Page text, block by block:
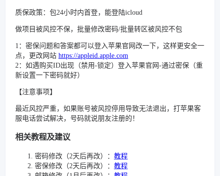
质保政策：包24小时内首登，能登陆icloud
做项目被风控不保，批量修改密码/批量转区被风控不包
1：密保问题和答案都可以登入苹果官网改一下，这样更安全一
点，更改网站 https://appleid.apple.com
2：如遇购买ID出现（禁用-锁定）登入苹果官网-通过密保（重
新设置一下密码就好）
【注意事项】
最近风控严重，如果账号被风控停用导致无法退出，打苹果客
服电话尝试解决，号码就说朋友注册的！
相关教程及建议
密码修改（2天后再改）： 教程
密保修改（2天后再改）： 教程